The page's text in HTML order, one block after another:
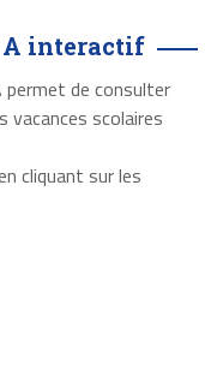
A interactif
permet de consulter
scolaires
cliquant sur les